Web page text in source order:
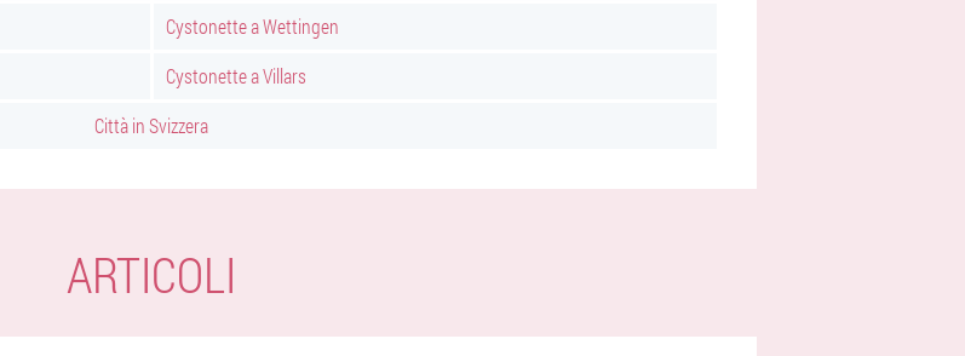
Cystonette a Wettingen
Cystonette a Villars
Città in Svizzera
ARTICOLI